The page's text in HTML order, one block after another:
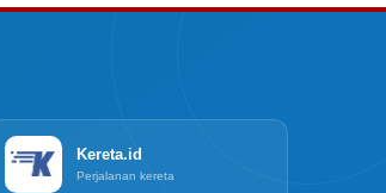
Kereta.id
Perjalanan kereta